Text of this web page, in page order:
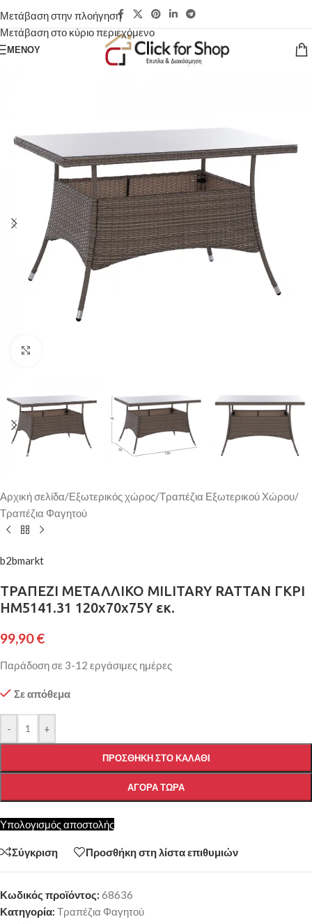
Μετάβαση στην πλοήγηση
Μετάβαση στο κύριο περιεχόμενο
ΜΕΝΟΎ
Αρχική σελίδα/Εξωτερικός χώρος/Τραπέζια Εξωτερικού Χώρου/
Τραπέζια Φαγητού
b2bmarkt
ΤΡΑΠΕΖΙ ΜΕΤΑΛΛΙΚΟ MILITARY RATTAN ΓΚΡΙ
HM5141.31 120x70x75Υ εκ.
99,90€
Παράδοση σε 3-12 εργάσιμες ημέρες
Σε απόθεμα
- +
ΠΡΟΣΘΉΚΗ ΣΤΟ ΚΑΛΆΘΙ
ΑΓΟΡΆ ΤΏΡΑ
Υπολογισμός αποστολής
Σύγκριση Προσθήκη στη λίστα επιθυμιών
Κωδικός προϊόντος: 68636
Κατηγορία: Τραπέζια Φαγητού